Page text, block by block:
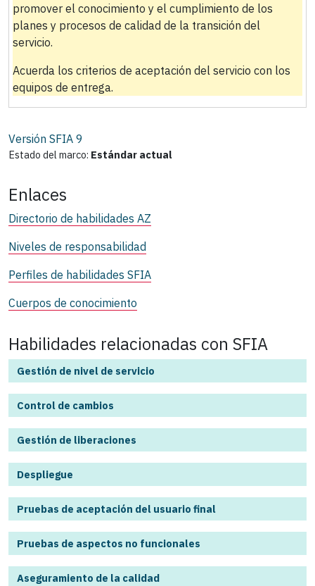
promover el conocimiento y el cumplimiento de los
planes y procesos de calidad de la transición del
servicio.
Acuerda los criterios de aceptación del servicio con los
equipos de entrega.
Versión SFIA 9
Estado del marco: Estándar actual
Enlaces
Directorio de habilidades AZ
Niveles de responsabilidad
Perfiles de habilidades SFIA
Cuerpos de conocimiento
Habilidades relacionadas con SFIA
Gestión de nivel de servicio
Control de cambios
Gestión de liberaciones
Despliegue
Pruebas de aceptación del usuario final
Pruebas de aspectos no funcionales
Aseguramiento de la calidad